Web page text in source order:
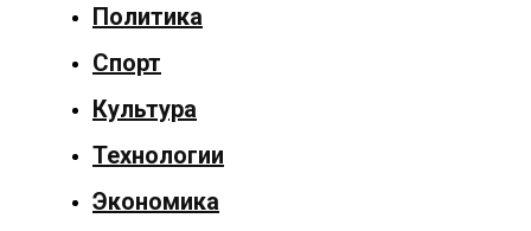
Главная
материал
Популярные
новости
Политика
Спорт
Культура
Технологии
Экономика